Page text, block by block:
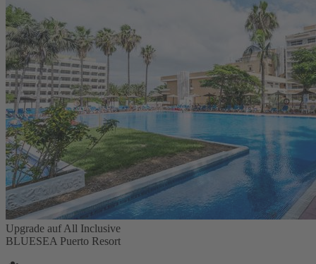
Upgrade auf All Inclusive
BLUESEA Puerto Resort